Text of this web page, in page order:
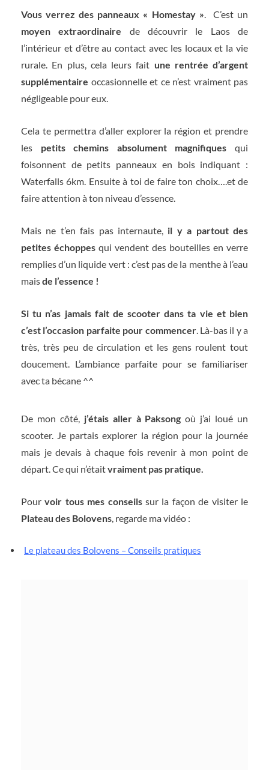
Vous verrez des panneaux « Homestay » . C’est un
moyen extraordinaire de découvrir le Laos de
l’intérieur et d’être au contact avec les locaux et la vie
rurale. En plus, cela leurs fait une rentrée d’argent
supplémentaire occasionnelle et ce n’est vraiment pas
négligeable pour eux.
Cela te permettra d’aller explorer la région et prendre
les petits chemins absolument magnifiques qui
foisonnent de petits panneaux en bois indiquant :
Waterfalls 6km. Ensuite à toi de faire ton choix….et de
faire attention à ton niveau d’essence.
Mais ne t’en fais pas internaute, il y a partout des
petites échoppes qui vendent des bouteilles en verre
remplies d’un liquide vert : c’est pas de la menthe à l’eau
maisde l’essence !
Si tu n’as jamais fait de scooter dans ta vie et bien
c’est l’occasion parfaite pour commencer. Là-bas il y a
très, très peu de circulation et les gens roulent tout
doucement. L’ambiance parfaite pour se familiariser
avec ta bécane ^^
De mon côté, j’étais aller à Paksong où j’ai loué un
scooter. Je partais explorer la région pour la journée
mais je devais à chaque fois revenir à mon point de
départ. Ce qui n’étaitvraiment pas pratique.
Pourvoir tous mes conseilssur la façon de visiter le
Plateau des Bolovens , regarde ma vidéo :
Le plateau des Bolovens – Conseils pratiques